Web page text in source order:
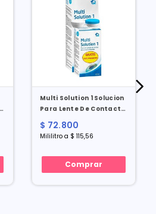
Multi Solution 1 Solucion
Para Lente De Contacto
$ 72.800
Mililitro a $ 115,56
Comprar